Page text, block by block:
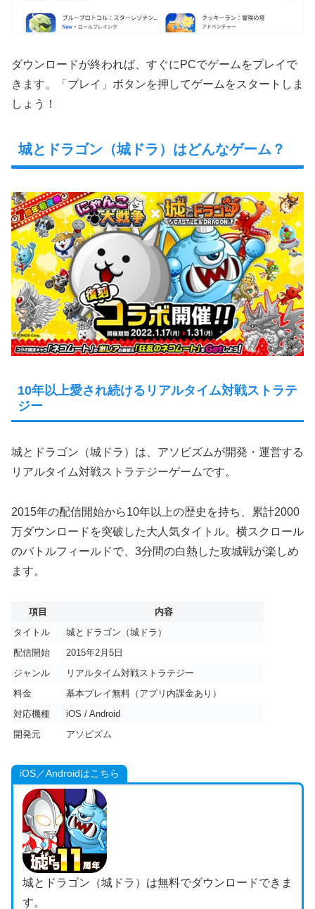
ダウンロードが終われば、すぐにPCでゲームをプレイで
きます。「プレイ」ボタンを押してゲームをスタートしま
しょう！
城とドラゴン（城ドラ）はどんなゲーム？
10年以上愛され続けるリアルタイム対戦ストラテ
ジー
城とドラゴン（城ドラ）は、アソビズムが開発・運営する
リアルタイム対戦ストラテジーゲームです。
2015年の配信開始から10年以上の歴史を持ち、累計2000
万ダウンロードを突破した大人気タイトル。横スクロール
のバトルフィールドで、3分間の白熱した攻城戦が楽しめ
ます。
項目
内容
タイトル
城とドラゴン（城ドラ）
配信開始
2015年2月5日
ジャンル
リアルタイム対戦ストラテジー
料金
基本プレイ無料（アプリ内課金あり）
対応機種
iOS / Android
開発元
アソビズム
iOS／Androidはこちら
城とドラゴン（城ドラ）は無料でダウンロードできま
す。